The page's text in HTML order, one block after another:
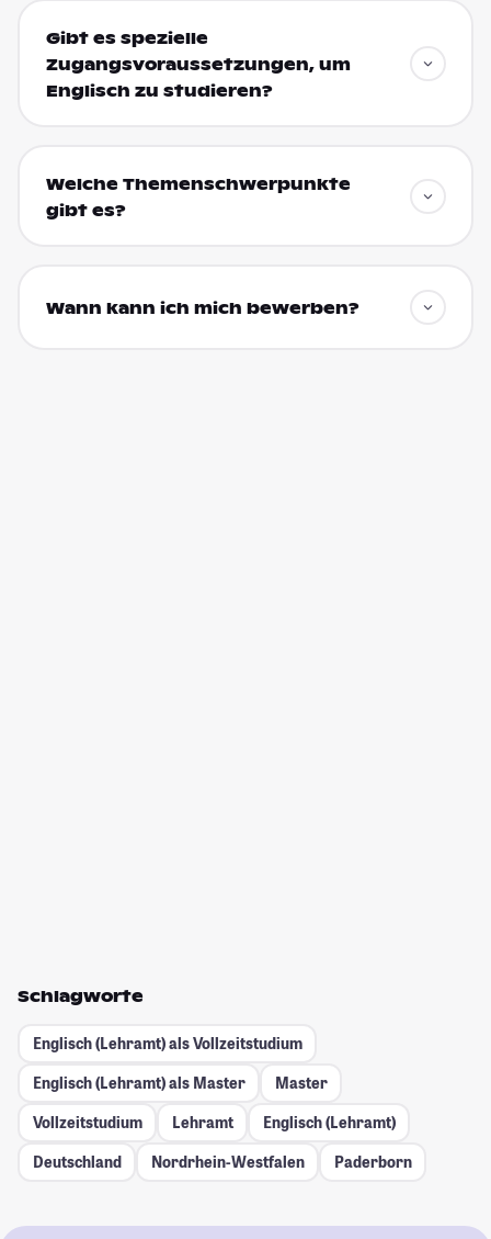
Gibt es spezielle
Zugangsvoraussetzungen, um
Englisch zu studieren?
Welche Themenschwerpunkte
gibt es?
Wann kann ich mich bewerben?
Schlagworte
Englisch (Lehramt) als Vollzeitstudium
Englisch (Lehramt) als Master
Master
Vollzeitstudium
Lehramt
Englisch (Lehramt)
Deutschland
Nordrhein-Westfalen Paderborn